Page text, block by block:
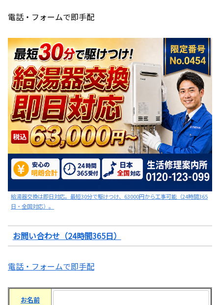
電話・フォームで即手配
給湯器交換は即日対応。最短30分で駆けつけ、63000円から工事可能（24時間365
日・全国対応）。
お問い合わせ（24時間365日）
電話・フォームで即手配
お名前